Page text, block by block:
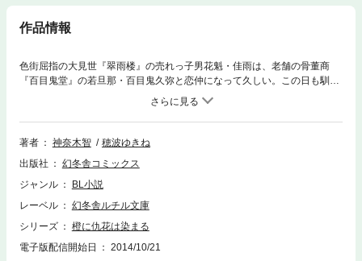
作品情報
色街屈指の大見世『翠雨楼』の売れっ子男花魁・佳雨は、老舗の骨董商
『百目鬼堂』の若旦那・百目鬼久弥と恋仲になって久しい。この日も馴染
み客として久弥を迎えたが、逢瀬を交わせるのは廓の中でだけ。自由のな
いわが身を切なく思いながら、一番の上客・鍋島子爵と朝を迎える佳雨だ
ったが、子爵の口から『百目鬼堂』の良からぬ噂を聞かされ…。
著者
神奈木智
穂波ゆきね
出版社
幻冬舎コミックス
ジャンル
BL小説
レーベル
幻冬舎ルチル文庫
シリーズ
橙に仇花は染まる
電子版配信開始日
2014/10/21